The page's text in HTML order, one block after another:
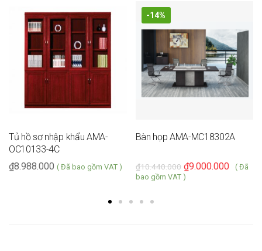
Tủ hồ sơ nhập khẩu AMA-
OC10133-4C
8.988.000
₫ ( Đã bao gồm VAT )
-14%
Bàn họp AMA-MC18302A
10.440.000
₫ 9.000.000
₫
( Đã
bao gồm VAT )